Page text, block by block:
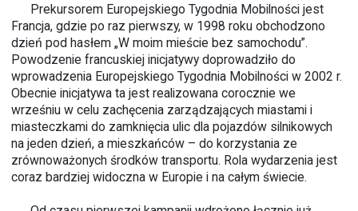
Prekursorem Europejskiego Tygodnia Mobilności jest
Francja, gdzie po raz pierwszy, w 1998 roku obchodzono
dzień pod hasłem „W moim mieście bez samochodu”.
Powodzenie francuskiej inicjatywy doprowadziło do
wprowadzenia Europejskiego Tygodnia Mobilności w 2002 r.
Obecnie inicjatywa ta jest realizowana corocznie we
wrześniu w celu zachęcenia zarządzających miastami i
miasteczkami do zamknięcia ulic dla pojazdów silnikowych
na jeden dzień, a mieszkańców – do korzystania ze
zrównoważonych środków transportu. Rola wydarzenia jest
coraz bardziej widoczna w Europie i na całym świecie.